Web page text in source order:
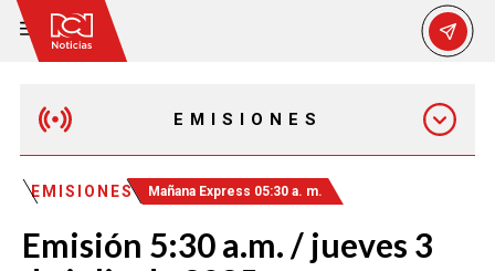
EMISIONES
MAÑANA EXPRESS
EMISIÓN 12:30 PM
EMISIONES Mañana Express 05:30 a. m.
Emisión 5:30 a.m. / jueves 3